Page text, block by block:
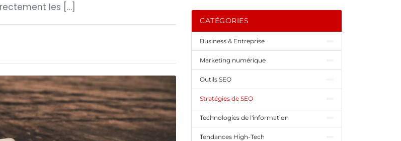
les […]
CATÉGORIES
Business & Entreprise
Marketing numérique
Outils SEO
Stratégies de SEO
Technologies de l'information
Tendances High-Tech